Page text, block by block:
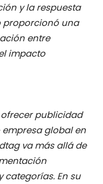
y la respuesta
proporcionó una
entre
impacto
publicidad
global en
va más allá de
categorías. En su